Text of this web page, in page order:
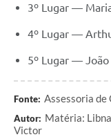
3º Lugar —
4º Lugar —
5º Lugar —
Fonte: Assessoria de
Autor: Matéria:
Victor